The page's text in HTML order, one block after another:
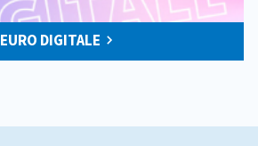
EURO DIGITALE